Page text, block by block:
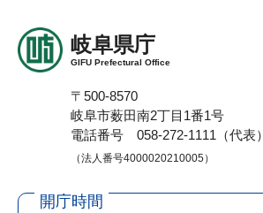
岐阜県庁
GIFU Prefectural Office
〒500-8570
岐阜市薮田南2丁目1番1号
電話番号 058-272-1111（代表）
（法人番号4000020210005）
開庁時間